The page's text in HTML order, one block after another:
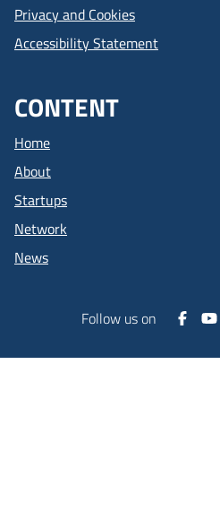
Privacy and Cookies
Accessibility Statement
CONTENT
Home
About
Startups
Network
News
Follow us on